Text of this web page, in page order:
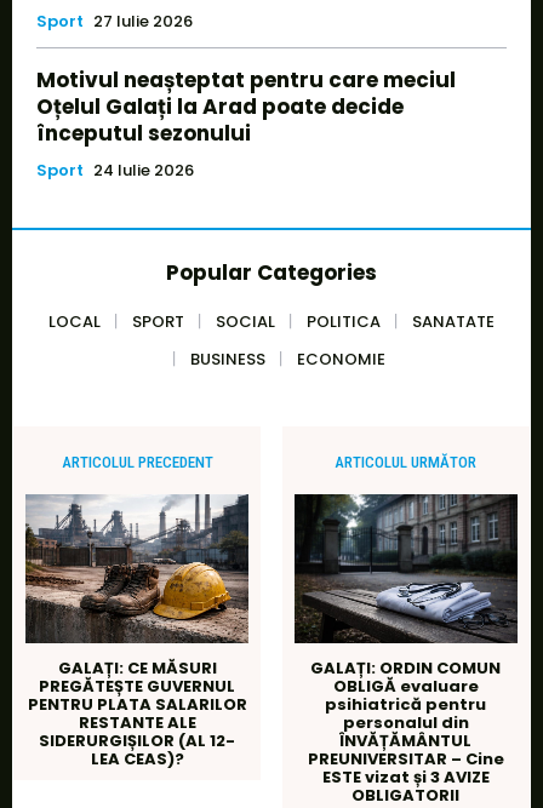
Sport 27 Iulie 2026
Motivul neașteptat pentru care meciul
Oțelul Galați la Arad poate decide
începutul sezonului
Sport 24 Iulie 2026
Popular Categories
LOCAL SPORT SOCIAL POLITICA
SANATATE
BUSINESS
ECONOMIE
ARTICOLUL PRECEDENT
GALAȚI: CE MĂSURI
PREGĂTEȘTE GUVERNUL
PENTRU PLATA SALARILOR
RESTANTE ALE
SIDERURGIȘILOR (AL 12-
LEA CEAS)?
ARTICOLUL URMĂTOR
GALAȚI: ORDIN COMUN
OBLIGĂ evaluare
psihiatrică pentru
personalul din
ÎNVĂȚĂMÂNTUL
PREUNIVERSITAR – Cine
ESTE vizat și 3 AVIZE
OBLIGATORII